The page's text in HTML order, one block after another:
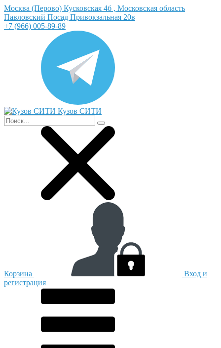
Москва (Перово) Кусковская 4б , Московская область
Павловский Посад Привокзальная 20в
+7 (966) 005-89-89
Кузов СИТИ
Корзина
Вход и
регистрация